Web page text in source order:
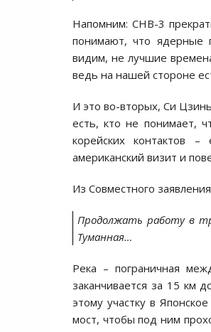
Напомним: СНВ-3
понимают, что ядерные
видим, не лучшие
ведь на нашей стороне
И это во-вторых, Си
есть, кто не понимает,
корейских контактов
американский визит и
Из Совместного
Продолжать работу в
Туманная…
Река – пограничная
заканчивается за 15 км
этому участку в
мост, чтобы под ним